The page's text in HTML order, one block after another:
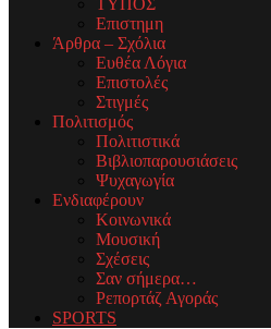
ΤΥΠΟΣ
Επιστημη
Άρθρα – Σχόλια
Ευθέα Λόγια
Επιστολές
Στιγμές
Πολιτισμός
Πολιτιστικά
Βιβλιοπαρουσιάσεις
Ψυχαγωγία
Ενδιαφέρουν
Κοινωνικά
Μουσική
Σχέσεις
Σαν σήμερα…
Ρεπορτάζ Αγοράς
SPORTS